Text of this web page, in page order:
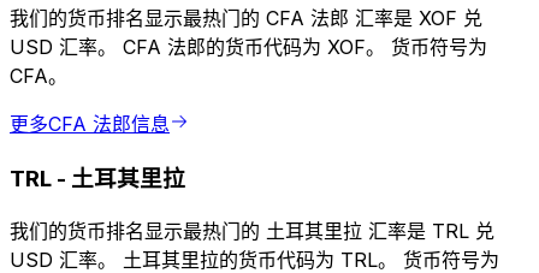
我们的货币排名显示最热门的 CFA 法郎 汇率是 XOF 兑
USD 汇率。 CFA 法郎的货币代码为 XOF。 货币符号为
CFA。
更多CFA 法郎信息
TRL - 土耳其里拉
我们的货币排名显示最热门的 土耳其里拉 汇率是 TRL 兑
USD 汇率。 土耳其里拉的货币代码为 TRL。 货币符号为